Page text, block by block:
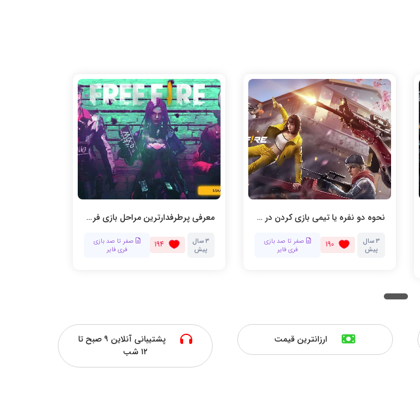
معرفی پرطرفدارترین مراحل بازی فری فایر
3 سال
پیش
194
صفر تا صد بازی
فری فایر
نحوه دو نفره یا تیمی بازی کردن در فری فایر
3 سال
پیش
190
صفر تا صد بازی
فری فایر
ارزانترین قیمت
پشتیبانی آنلاین ۹ صبح تا
۱۲ شب